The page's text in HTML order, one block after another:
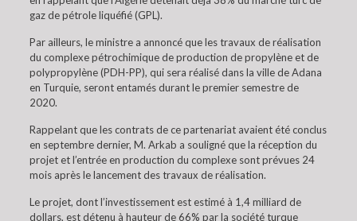
gaz de pétrole liquéfié (GPL).
Par ailleurs, le ministre a annoncé que les travaux de réalisation
du complexe pétrochimique de production de propylène et de
polypropylène (PDH-PP), qui sera réalisé dans la ville de Adana
en Turquie, seront entamés durant le premier semestre de
2020.
Rappelant que les contrats de ce partenariat avaient été conclus
en septembre dernier, M. Arkab a souligné que la réception du
projet et l’entrée en production du complexe sont prévues 24
mois après le lancement des travaux de réalisation.
Le projet, dont l’investissement est estimé à 1,4 milliard de
dollars, est détenu à hauteur de 66% par la société turque